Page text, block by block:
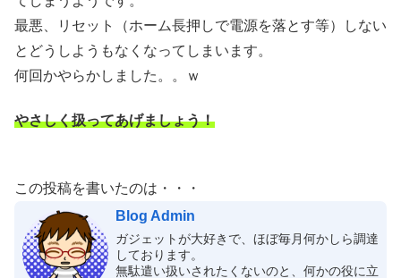
最悪、リセット（ホーム長押しで電源を落とす等）しない
とどうしようもなくなってしまいます。
何回かやらかしました。。ｗ
やさしく扱ってあげましょう！
この投稿を書いたのは・・・
Blog Admin
ガジェットが大好きで、ほぼ毎月何かしら調達
しております。
無駄遣い扱いされたくないのと、何かの役に立